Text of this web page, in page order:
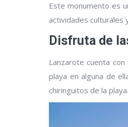
Este monumento es
actividades culturales
Disfruta de
Lanzarote cuenta
playa en alguna de
chiringuitos de la playa.